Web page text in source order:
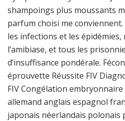
shampoings plus moussants
parfum choisi me
les infections et les
l’amibiase, et tous les
d’insuffisance pondérale.
éprouvette Réussite FIV
FIV Congélation embryonnaire
allemand anglais espagnol
japonais néerlandais